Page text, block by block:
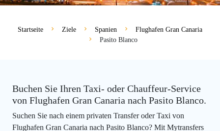
Startseite Ziele Spanien
Flughafen Gran Canaria
Pasito Blanco
Buchen Sie Ihren Taxi- oder Chauffeur-Service
von Flughafen Gran Canaria nach Pasito Blanco.
Suchen Sie nach einem privaten Transfer oder Taxi von
Flughafen Gran Canaria nach Pasito Blanco? Mit Mytransfers